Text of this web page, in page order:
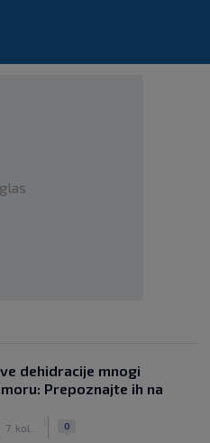
dehidracije mnogi
Prepoznajte ih na
7. kol. 0